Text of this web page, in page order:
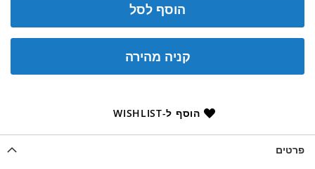
הוסף לסל
קניה מהירה
הוסף ל-WISHLIST
פרטים